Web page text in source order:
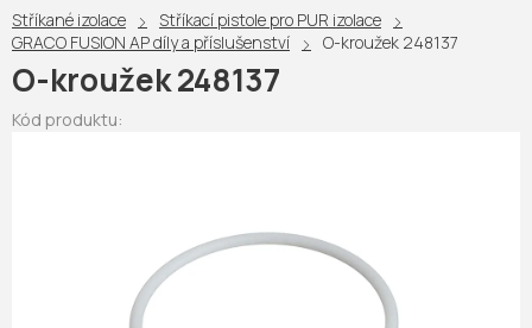
O-kroužek 248137
Kód produktu:
Stříkané izolace
Stříkací pistole pro PUR izolace
GRACO FUSION AP díly a příslušenství
O-kroužek 248137